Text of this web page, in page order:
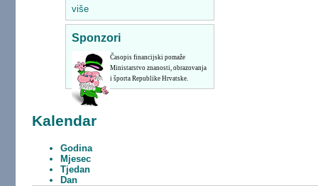
više
Sponzori
Časopis financijski pomaže
Ministarstvo znanosti, obrazovanja
i športa Republike Hrvatske.
Kalendar
Godina
Mjesec
Tjedan
Dan